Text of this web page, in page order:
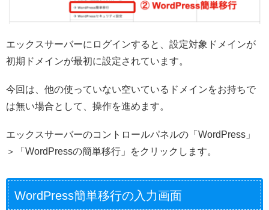
エックスサーバーにログインすると、設定対象ドメインが
初期ドメインが最初に設定されています。
今回は、他の使っていない空いているドメインをお持ちで
は無い場合として、操作を進めます。
エックスサーバーのコントロールパネルの「WordPress」
＞「WordPressの簡単移行」をクリックします。
WordPress簡単移行の入力画面